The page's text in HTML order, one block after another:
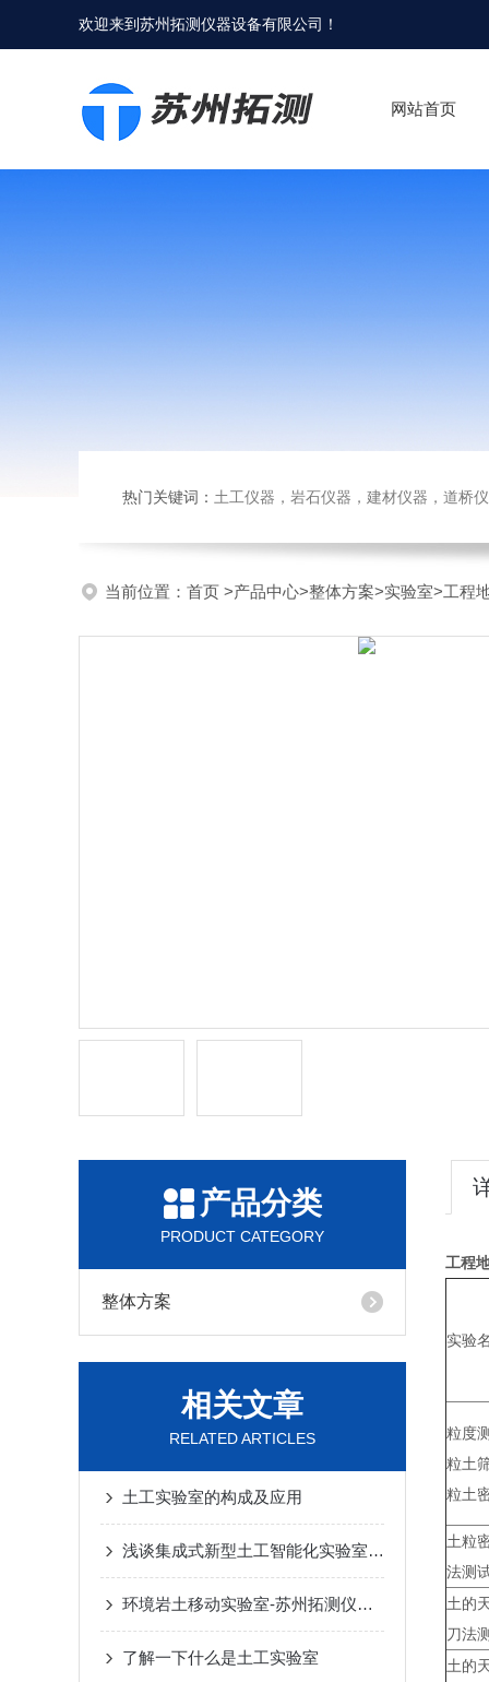
欢迎来到苏州拓测仪器设备有限公司 ！
网站首页
热门关键词： 土工仪器，岩石仪器，建材仪器，道桥仪器
当前位置： 首页 >产品中心>整体方案>实验室>工程
产品分类
PRODUCT CATEGORY
整体方案
相关文章
RELATED ARTICLES
土工实验室的构成及应用
浅谈集成式新型土工智能化实验室建设
环境岩土移动实验室-苏州拓测仪器设备有限公司
了解一下什么是土工实验室
工程
实验
粒度
粒土
粒土
土粒
法测
土的
刀法
土的